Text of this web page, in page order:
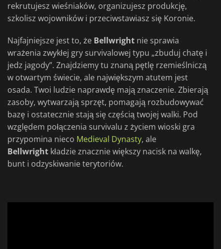
rekrutujesz wieśniaków, organizujesz produkcję,
szkolisz wojowników i przeciwstawiasz się Koronie.
Najfajniejsze jest to, że Bellwright nie sprawia
wrażenia zwykłej gry survivalowej typu „zbuduj chatę i
jedz jagody”. Znajdziemy tu znaną pętlę rzemieślniczą
w otwartym świecie, ale największym atutem jest
osada. Twoi ludzie naprawdę mają znaczenie. Zbierają
zasoby, wytwarzają sprzęt, pomagają rozbudowywać
bazę i ostatecznie stają się częścią twojej walki. Pod
względem połączenia survivalu z życiem wioski gra
przypomina nieco Medieval Dynasty, ale
Bellwright kładzie znacznie większy nacisk na walkę,
bunt i odzyskiwanie terytoriów.